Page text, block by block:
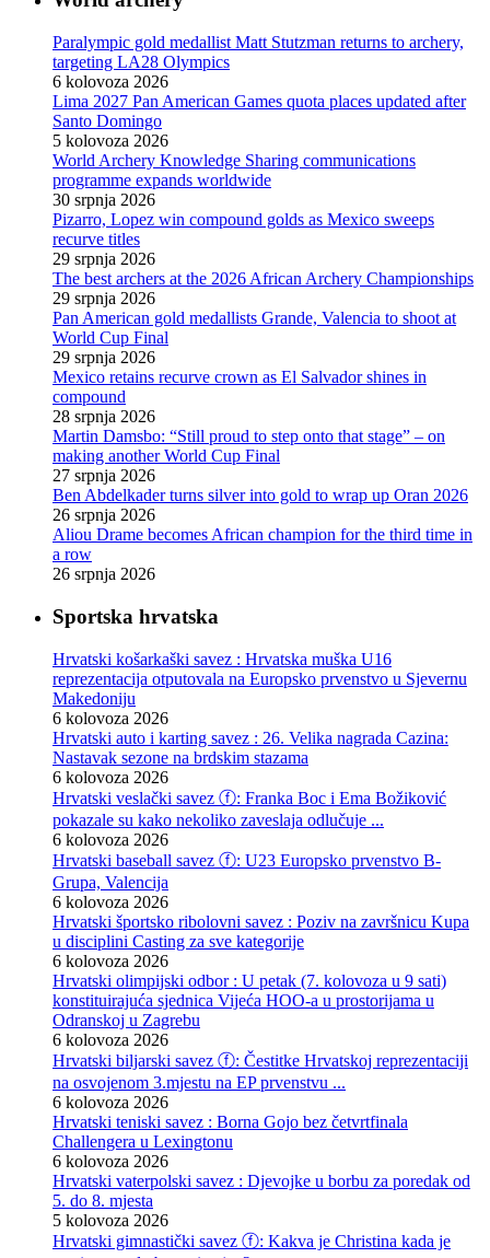
Paralympic gold medallist Matt Stutzman returns to archery,
targeting LA28 Olympics
6 kolovoza 2026
Lima 2027 Pan American Games quota places updated after
Santo Domingo
5 kolovoza 2026
World Archery Knowledge Sharing communications
programme expands worldwide
30 srpnja 2026
Pizarro, Lopez win compound golds as Mexico sweeps
recurve titles
29 srpnja 2026
The best archers at the 2026 African Archery Championships
29 srpnja 2026
Pan American gold medallists Grande, Valencia to shoot at
World Cup Final
29 srpnja 2026
Mexico retains recurve crown as El Salvador shines in
compound
28 srpnja 2026
Martin Damsbo: “Still proud to step onto that stage” – on
making another World Cup Final
27 srpnja 2026
Ben Abdelkader turns silver into gold to wrap up Oran 2026
26 srpnja 2026
Aliou Drame becomes African champion for the third time in
a row
26 srpnja 2026
Sportska hrvatska
Hrvatski košarkaški savez : Hrvatska muška U16
reprezentacija otputovala na Europsko prvenstvo u Sjevernu
Makedoniju
6 kolovoza 2026
Hrvatski auto i karting savez : 26. Velika nagrada Cazina:
Nastavak sezone na brdskim stazama
6 kolovoza 2026
Hrvatski veslački savez ⓕ: Franka Boc i Ema Božiković
pokazale su kako nekoliko zaveslaja odlučuje ...
6 kolovoza 2026
Hrvatski baseball savez ⓕ: U23 Europsko prvenstvo B-
Grupa, Valencija
6 kolovoza 2026
Hrvatski športsko ribolovni savez : Poziv na završnicu Kupa
u disciplini Casting za sve kategorije
6 kolovoza 2026
Hrvatski olimpijski odbor : U petak (7. kolovoza u 9 sati)
konstituirajuća sjednica Vijeća HOO-a u prostorijama u
Odranskoj u Zagrebu
6 kolovoza 2026
Hrvatski biljarski savez ⓕ: Čestitke Hrvatskoj reprezentaciji
na osvojenom 3.mjestu na EP prvenstvu ...
6 kolovoza 2026
Hrvatski teniski savez : Borna Gojo bez četvrtfinala
Challengera u Lexingtonu
6 kolovoza 2026
Hrvatski vaterpolski savez : Djevojke u borbu za poredak od
5. do 8. mjesta
5 kolovoza 2026
Hrvatski gimnastički savez ⓕ: Kakva je Christina kada je